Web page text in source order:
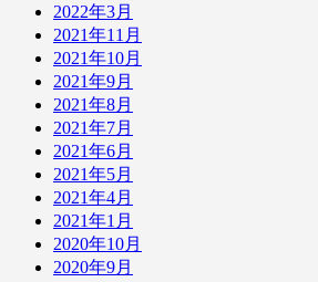
2022年3月
2021年11月
2021年10月
2021年9月
2021年8月
2021年7月
2021年6月
2021年5月
2021年4月
2021年1月
2020年10月
2020年9月